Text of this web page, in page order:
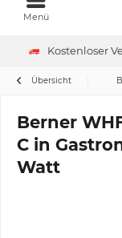
Kostenloser
Menü
Übersicht
Berner
C in
Watt